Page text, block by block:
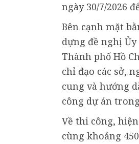
ngày 30/7/2026
Bên cạnh mặt
dựng đề nghị
Thành phố Hồ
chỉ đạo các sở,
cung và hướng
công dự án
Về thi công,
cùng khoảng